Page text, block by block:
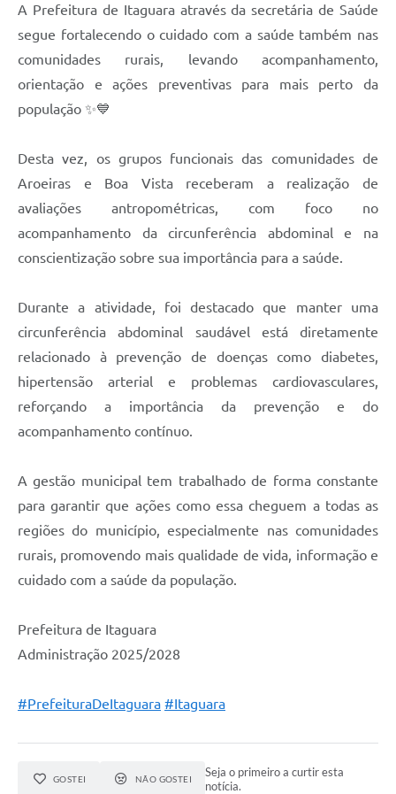
A Prefeitura de Itaguara através da secretária de Saúde
segue fortalecendo o cuidado com a saúde também nas
comunidades rurais, levando acompanhamento,
orientação e ações preventivas para mais perto da
população ✨💙
Desta vez, os grupos funcionais das comunidades de
Aroeiras e Boa Vista receberam a realização de
avaliações antropométricas, com foco no
acompanhamento da circunferência abdominal e na
conscientização sobre sua importância para a saúde.
Durante a atividade, foi destacado que manter uma
circunferência abdominal saudável está diretamente
relacionado à prevenção de doenças como diabetes,
hipertensão arterial e problemas cardiovasculares,
reforçando a importância da prevenção e do
acompanhamento contínuo.
A gestão municipal tem trabalhado de forma constante
para garantir que ações como essa cheguem a todas as
regiões do município, especialmente nas comunidades
rurais, promovendo mais qualidade de vida, informação e
cuidado com a saúde da população.
Prefeitura de Itaguara
Administração 2025/2028
#PrefeituraDeItaguara #Itaguara
GOSTEI NÃO GOSTEI
Seja o primeiro a curtir esta
notícia.